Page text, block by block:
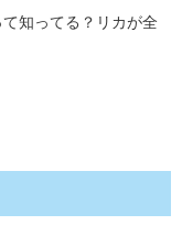
て知ってる？リカが全